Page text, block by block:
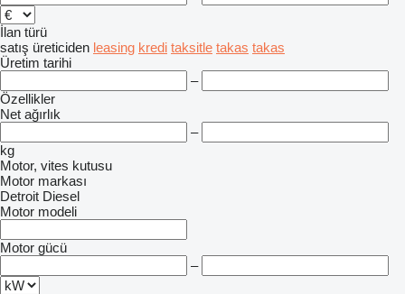
İlan türü
satış üreticiden leasing kredi taksitle takas takas
Üretim tarihi
–
Özellikler
Net ağırlık
–
kg
Motor, vites kutusu
Motor markası
Detroit Diesel
Motor modeli
Motor gücü
–